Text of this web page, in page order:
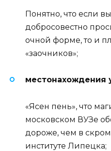
Понятно, что если
добросовестно
очной форме, то и
«заочников»;
местонахождения
«Ясен пень», что
московском ВУЗе
дороже, чем в
институте Липецка;